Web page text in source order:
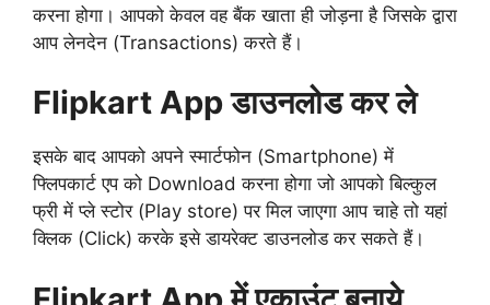
करना होगा। आपको केवल वह बैंक खाता ही जोड़ना है जिसके द्वारा
आप लेनदेन (Transactions) करते हैं।
Flipkart App डाउनलोड कर ले
इसके बाद आपको अपने स्मार्टफोन (Smartphone) में
फ्लिपकार्ट एप को Download करना होगा जो आपको बिल्कुल
फ्री में प्ले स्टोर (Play store) पर मिल जाएगा आप चाहे तो यहां
क्लिक (Click) करके इसे डायरेक्ट डाउनलोड कर सकते हैं।